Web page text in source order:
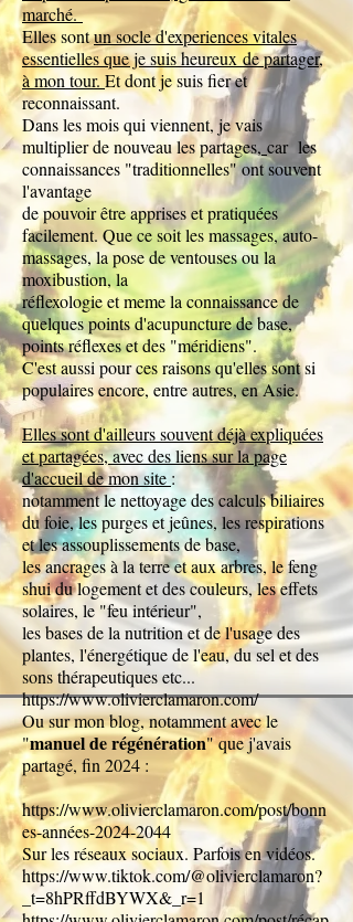
marché.
Elles sontun socle d'experiences vitales
essentielles que je suis heureuxde partager,
à mon tour. Et dont je suis fier et
reconnaissant.
Dans les mois qui viennent, je vais
multiplier de nouveau les partages, car les
connaissances "traditionnelles" ont souvent
l'avantage
de pouvoir être apprises et pratiquées
facilement. Que ce soit les massages, auto-
massages, la pose de ventouses ou la
moxibustion, la
réflexologie et meme la connaissance de
quelques points d'acupuncture de base,
points réflexes et des "méridiens".
C'est aussi pour ces raisons qu'elles sont si
populaires encore, entre autres, en Asie.
Elles sont d'ailleurs souvent déjà expliquées
et partagées, avec des liens sur la page
d'accueil de mon site :
notamment le nettoyage des calculs biliaires
du foie, les purges et jeûnes, les respirations
et les assouplissements de base,
les ancrages à la terre et aux arbres, le feng
shui du logement et des couleurs, les effets
solaires, le "feu intérieur",
les bases de la nutrition et de l'usage des
plantes, l'énergétique de l'eau, du sel et des
sons thérapeutiques etc...
https://www.olivierclamaron.com/
Ou sur mon blog, notamment avec le
"manuel de régénération" que j'avais
partagé, fin 2024 :
https://www.olivierclamaron.com/post/bonn
es-années-2024-2044
Sur les réseaux sociaux. Parfois en vidéos.
https://www.tiktok.com/@olivierclamaron?
_t=8hPRffdBYWX&_r=1